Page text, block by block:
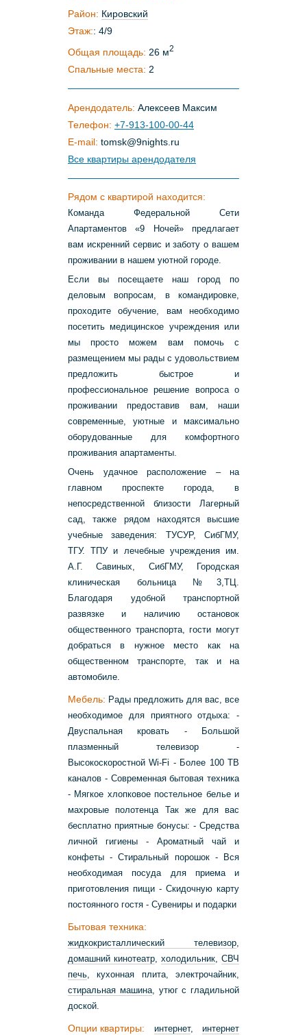
Район: Кировский
Этаж:: 4/9
Общая площадь: 26 м2
Спальные места: 2
Арендодатель: Алексеев Максим
Телефон: +7-913-100-00-44
E-mail: tomsk@9nights ru
Все квартиры арендодателя
Рядом с квартирой находится:
Команда Федеральной Сети
Апартаментов «9 Ночей» предлагает
вам искренний сервис и заботу о вашем
проживании в нашем уютной городе.
Если вы посещаете наш город по
деловым вопросам, в командировке,
проходите обучение, вам необходимо
посетить медицинское учреждения или
мы просто можем вам помочь с
размещением мы рады с удовольствием
предложить быстрое и
профессиональное решение вопроса о
проживании предоставив вам, наши
современные, уютные и максимально
оборудованные для комфортного
проживания апартаменты.
Очень удачное расположение – на
главном проспекте города, в
непосредственной близости Лагерный
сад, также рядом находятся высшие
учебные заведения: ТУСУР, СибГМУ,
ТГУ. ТПУ и лечебные учреждения им.
А.Г. Савиных, СибГМУ, Городская
клиническая больница №3,ТЦ.
Благодаря удобной транспортной
развязке и наличию остановок
общественного транспорта, гости могут
добраться в нужное место как на
общественном транспорте, так и на
автомобиле.
Мебель: Рады предложить для вас, все
необходимое для приятного отдыха: -
Двуспальная кровать - Большой
плазменный телевизор -
Высокоскоростной Wi-Fi - Более 100 ТВ
каналов - Современная бытовая техника
- Мягкое хлопковое постельное белье и
махровые полотенца Так же для вас
бесплатно приятные бонусы: - Средства
личной гигиены - Ароматный чай и
конфеты - Стиральный порошок - Вся
необходимая посуда для приема и
приготовления пищи - Скидочную карту
постоянного гостя - Сувениры и подарки
Бытовая техника:
жидкокристаллический телевизор
домашний кинотеатр холодильник СВЧ
печь , кухонная плита, электрочайник,
стиральная машина, утюг с гладильной
доской.
Опции квартиры: интернет, интернет